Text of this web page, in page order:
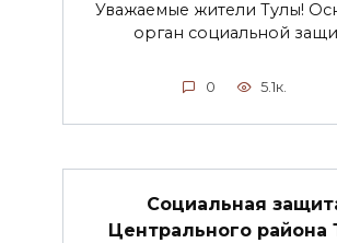
Уважаемые жители Тулы!
орган социальной
0 5.1к.
Социальная
Центрального района